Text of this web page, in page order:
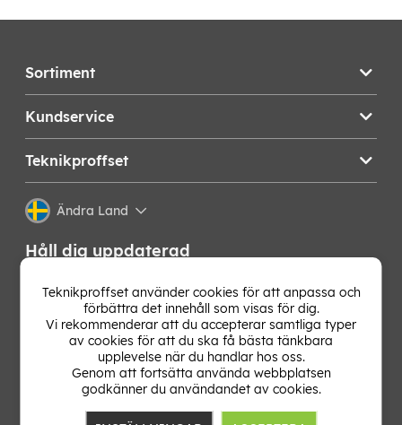
Sortiment
Kundservice
Teknikproffset
Ändra Land
Håll dig uppdaterad
Få de senaste nyheterna, hetaste erbjudandena och
bästa tipsen från oss direkt i din mejlkorg. Signa upp på
vårt nyhetsbrev!
Teknikproffset använder cookies för att anpassa och
förbättra det innehåll som visas för dig.
Vi rekommenderar att du accepterar samtliga typer
av cookies för att du ska få bästa tänkbara
upplevelse när du handlar hos oss.
Genom att fortsätta använda webbplatsen
godkänner du användandet av cookies.